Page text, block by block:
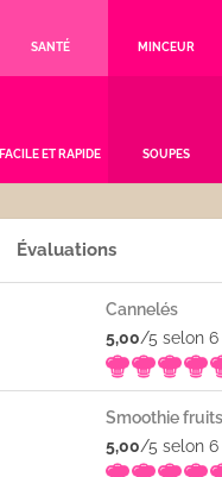
SANTÉ MINCEUR
FACILE ET RAPIDE SOUPES
Évaluations
Cannelés
5,00/5 selon 6
5,00/5 selon 6